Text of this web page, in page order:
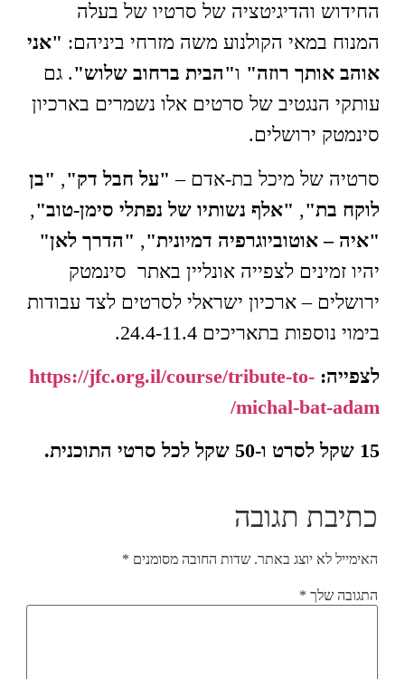
החידוש והדיגיטציה של סרטיו של בעלה
המנוח במאי הקולנוע משה מזרחי ביניהם: "אני
אוהב אותך רוזה" ו"הבית ברחוב שלוש". גם
עותקי הנגטיב של סרטים אלו נשמרים בארכיון
סינמטק ירושלים.
סרטיה של מיכל בת-אדם – "על חבל דק", "בן
לוקח בת", "אלף נשותיו של נפתלי סימן-טוב",
"איה – אוטוביוגרפיה דמיונית", "הדרך לאן"
יהיו זמינים לצפייה אונליין באתר סינמטק
ירושלים – ארכיון ישראלי לסרטים לצד עבודות
בימוי נוספות בתאריכים 24.4-11.4.
לצפייה: https://jfc.org.il/course/tribute-to-
michal-bat-adam
/
15 שקל לסרט ו-50 שקל לכל סרטי התוכנית.
כתיבת תגובה
האימייל לא יוצג באתר. שדות החובה מסומנים *
התגובה שלך *